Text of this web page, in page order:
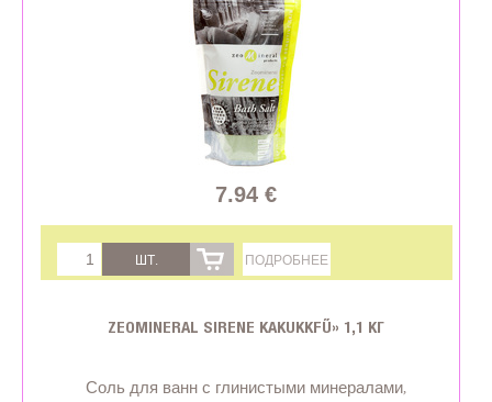
7.94 €
ШТ. ПОДРОБНЕЕ
ZEOMINERAL SIRENE KAKUKKFŰ» 1,1 КГ
Соль для ванн с глинистыми минералами,